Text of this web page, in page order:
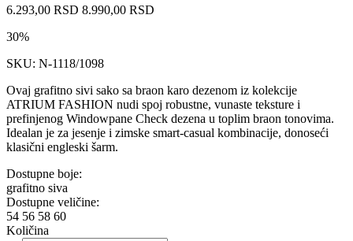
6.293,00 RSD 8.990,00 RSD
30%
SKU: N-1118/1098
Ovaj grafitno sivi sako sa braon karo dezenom iz kolekcije
ATRIUM FASHION nudi spoj robustne, vunaste teksture i
prefinjenog Windowpane Check dezena u toplim braon tonovima.
Idealan je za jesenje i zimske smart-casual kombinacije, donoseći
klasični engleski šarm.
Dostupne boje:
grafitno siva
Dostupne veličine:
54 56 58 60
Količina